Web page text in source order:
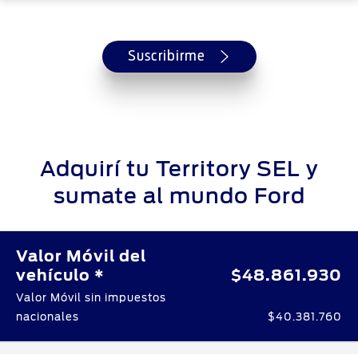
Suscribirme
Adquirí tu Territory SEL y
sumate al mundo Ford
Valor Móvil del
vehículo *
$48.861.930
Valor Móvil sin impuestos
nacionales
$40.381.760